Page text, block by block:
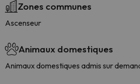
Zones communes
Ascenseur
Animaux domestiques
Animaux domestiques admis sur